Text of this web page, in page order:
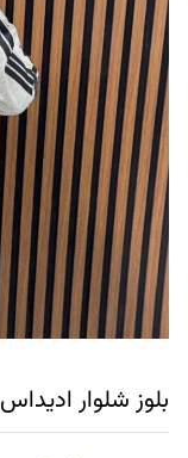
بلوز شلوار ادیداس